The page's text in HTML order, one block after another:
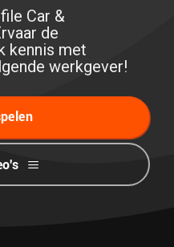
Car &
de
kennis met
werkgever!